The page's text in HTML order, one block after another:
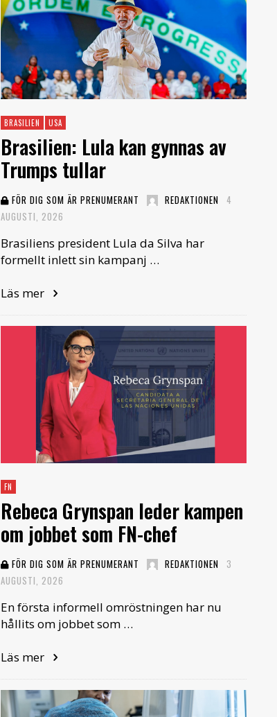
BRASILIEN USA
Brasilien: Lula kan gynnas av
Trumps tullar
FÖR DIG SOM ÄR PRENUMERANT REDAKTIONEN
4
AUGUSTI, 2026
Brasiliens president Lula da Silva har
formellt inlett sin kampanj …
Läs mer
FN
Rebeca Grynspan leder kampen
om jobbet som FN-chef
FÖR DIG SOM ÄR PRENUMERANT REDAKTIONEN
3
AUGUSTI, 2026
En första informell omröstningen har nu
hållits om jobbet som …
Läs mer